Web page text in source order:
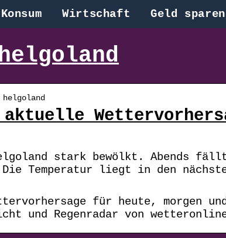
Konsum Wirtschaft Geld sparen
stark bewölkt. Abends
Temperatur liegt in den
für heute, morgen
und Regenradar von